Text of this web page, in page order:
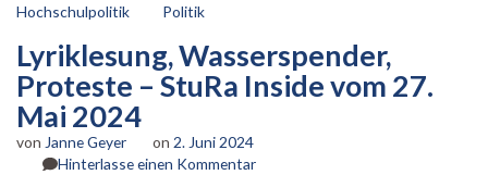
Hochschulpolitik Politik
Lyriklesung, Wasserspender,
Proteste – StuRa Inside vom 27.
Mai 2024
von Janne Geyer on 2. Juni 2024
Hinterlasse einen Kommentarzu